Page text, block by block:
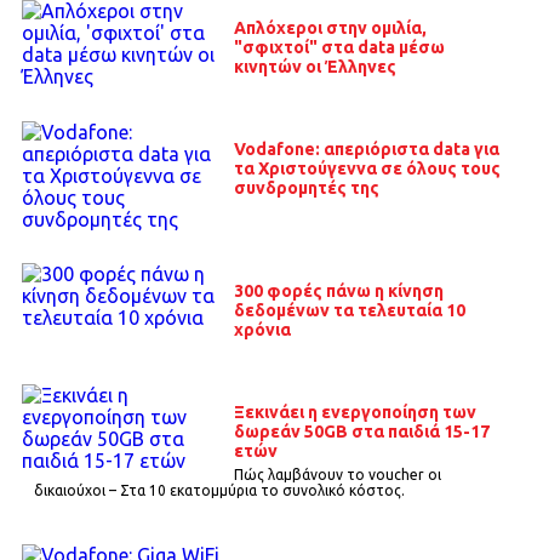
Απλόχεροι στην ομιλία,
"σφιχτοί" στα data μέσω
κινητών οι Έλληνες
Vodafone: απεριόριστα data για
τα Χριστούγεννα σε όλους τους
συνδρομητές της
300 φορές πάνω η κίνηση
δεδομένων τα τελευταία 10
χρόνια
Ξεκινάει η ενεργοποίηση των
δωρεάν 50GB στα παιδιά 15-17
ετών
Πώς λαμβάνουν το voucher οι
δικαιούχοι – Στα 10 εκατομμύρια το συνολικό κόστος.